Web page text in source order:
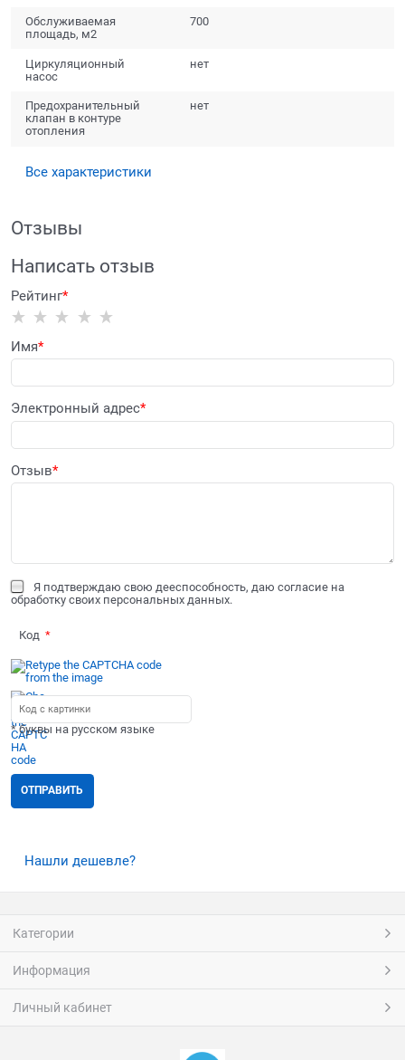
Обслуживаемая
площадь, м2
700
Циркуляционный
насос
нет
Предохранительный
клапан в контуре
отопления
нет
Все характеристики
Отзывы
Написать отзыв
Рейтинг
Имя
Электронный адрес
Отзыв
Я подтверждаю свою дееспособность, даю согласие на
обработку своих персональных данных.
Код
* буквы на русском языке
Нашли дешевле?
Категории
Информация
Личный кабинет